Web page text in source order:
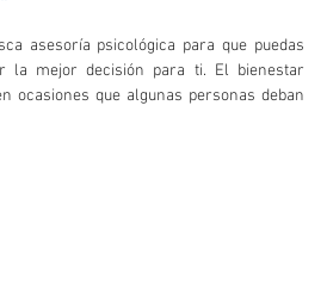
asesoría psicológica para que puedas
la mejor decisión para ti. El bienestar
ocasiones que algunas personas deban